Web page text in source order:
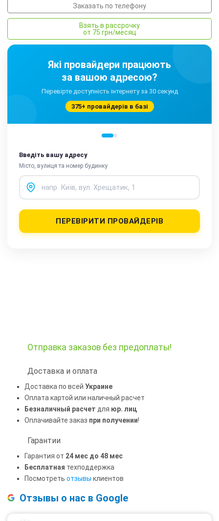
Заказать по телефону
Взять в рассрочку
от 75 грн/месяц
Які провайдери працюють
за вашою адресою?
Перевірте доступність інтернету за 30 секунд
375+ провайдерів в базі
Введіть вашу адресу
Місто, вулиця та номер будинку
ПЕРЕВІРИТИ ПРОВАЙДЕРІВ
Отправка заказов без предоплаты!
Доставка и оплата
Доставка по всей Украине
Оплата картой или наличный расчет
Безналичный расчет для юр. лиц
Оплачивайте заказ при получении!
Гарантии
Гарантия от 24 мес до 48 мес
Бесплатная техподдержка
Посмотреть отзывы клиентов
Отзывы о нас в Google